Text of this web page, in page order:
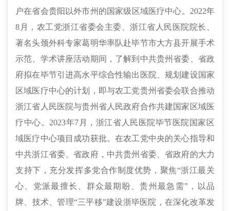
户在省会贵阳以外市州的国家级区域医疗中心。2022年
8月，农工党浙江省委会主委、浙江省人民医院院长、
著名头颈外科专家葛明华率队赴毕节市大方县开展手术
示范、学术讲座活动期间，了解到中共贵州省委、省政
府拟在毕节引进高水平综合性输出医院、规划建设国家
区域医疗中心的计划，即与农工党贵州省委会联合推动
浙江省人民医院与贵州省人民政府合作共建国家区域医
疗中心。2023年7月，浙江省人民医院毕节医院国家区
域医疗中心项目成功获批。在农工党中央的关心指导和
中共浙江省委、省政府，中共贵州省委、省政府的大力
支持下，充分发挥多党合作制度优势，聚焦“浙江最关
心、党派最擅长、群众最期盼、贵州最急需”，以品
牌、技术、管理“三平移”建设浙毕医院，在深化改革发